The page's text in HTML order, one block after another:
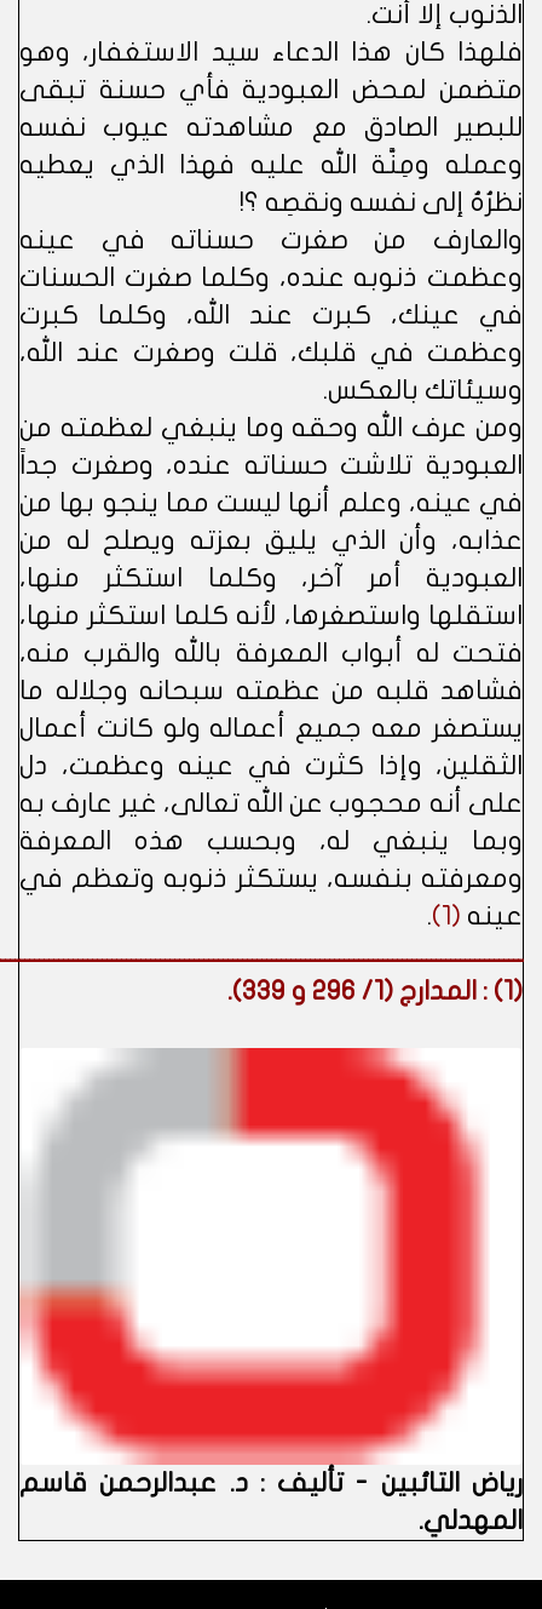
الذنوب إلا أنت.
فلهذا كان هذا الدعاء سيد الاستغفار، وهو
متضمن لمحض العبودية فأي حسنة تبقى
للبصير الصادق مع مشاهدته عيوب نفسه
وعمله ومِنَّة الله عليه فهذا الذي يعطيه
نظرُهُ إلى نفسه ونقصِه ؟!
والعارف من صغرت حسناته في عينه
وعظمت ذنوبه عنده، وكلما صغرت الحسنات
في عينك، كبرت عند الله، وكلما كبرت
وعظمت في قلبك، قلت وصغرت عند الله،
وسيئاتك بالعكس.
ومن عرف الله وحقه وما ينبغي لعظمته من
العبودية تلاشت حسناته عنده، وصغرت جداً
في عينه، وعلم أنها ليست مما ينجو بها من
عذابه، وأن الذي يليق بعزته ويصلح له من
العبودية أمر آخر، وكلما استكثر منها،
استقلها واستصغرها، لأنه كلما استكثر منها،
فتحت له أبواب المعرفة بالله والقرب منه،
فشاهد قلبه من عظمته سبحانه وجلاله ما
يستصغر معه جميع أعماله ولو كانت أعمال
الثقلين، وإذا كثرت في عينه وعظمت، دل
على أنه محجوب عن الله تعالى، غير عارف به
وبما ينبغي له، وبحسب هذه المعرفة
ومعرفته بنفسه، يستكثر ذنوبه وتعظم في
عينه (1)
.
(1)
: المدارج (1/ 296 و 339).
رياض التائبين - تأليف : د. عبدالرحمن قاسم
المهدلي.